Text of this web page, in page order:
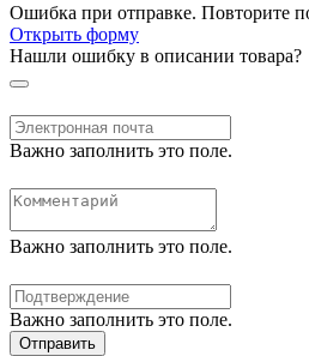
Ошибка при отправке. Повторите
Открыть форму
Нашли ошибку в описании товара?
Важно заполнить это поле.
Важно заполнить это поле.
Важно заполнить это поле.
Отправить